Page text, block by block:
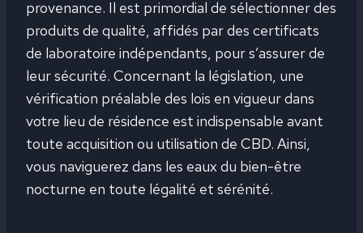
provenance. Il est primordial de sélectionner des
produits de qualité, affidés par des certificats
de laboratoire indépendants, pour s’assurer de
leur sécurité. Concernant la législation, une
vérification préalable des lois en vigueur dans
votre lieu de résidence est indispensable avant
toute acquisition ou utilisation de CBD. Ainsi,
vous naviguerez dans les eaux du bien-être
nocturne en toute légalité et sérénité.